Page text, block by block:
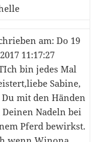
am: Do 19
11:17:27
bin jedes Mal
Sabine,
Du mit den Händen
Nadeln bei
Pferd bewirkst.